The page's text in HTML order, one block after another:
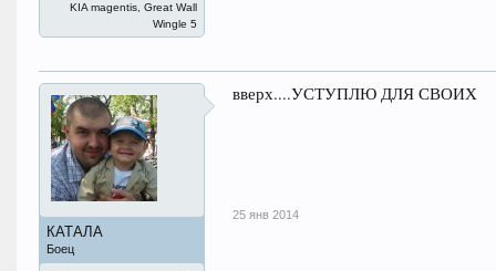
KIA magentis, Great Wall
Wingle 5
КАТАЛА
Боец
вверх....УСТУПЛЮ ДЛЯ СВОИХ
25 янв 2014